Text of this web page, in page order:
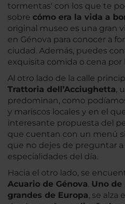
tormentas' con los que te
sobre cómo era la vida a
original museo es una gran
en Génova para conocer a
ciudad. Además, puedes
exquisita comida o cena por
Al otro lado de la calle
Trattoria dell’Acciughetta,
predominan, como
y mariscos locales y en el
interesante propuesta del
que cuentan con un menú
que no dejes de preguntar
especialidades del día.
Hacia el otro lado, se
Acuario de Génova. Uno de
grandes de Europa, se alza